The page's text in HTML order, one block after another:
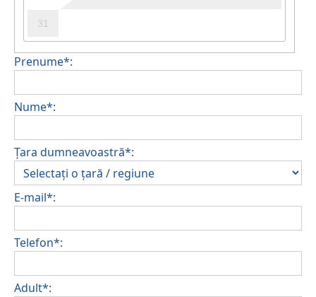
31
Prenume*:
Nume*:
Țara dumneavoastră*:
E-mail*:
Telefon*:
Adult*: